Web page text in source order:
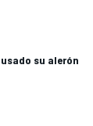
su alerón